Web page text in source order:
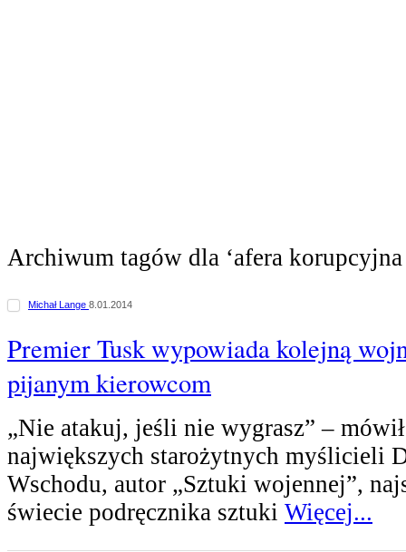
Archiwum tagów dla ‘afera
Michał Lange 8.01.2014
Premier Tusk wypowiada kolejną
pijanym kierowcom
„Nie atakuj, jeśli nie wygrasz” –
największych starożytnych myślicieli
Wschodu, autor „Sztuki wojennej”,
świecie podręcznika sztuki Więcej...